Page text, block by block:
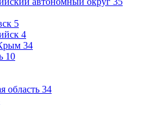
5
4
34
10
область 34